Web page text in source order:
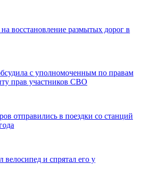
восстановление размытых дорог в
с уполномоченным по правам
прав участников СВО
отправились в поездки со станций
велосипед и спрятал его у